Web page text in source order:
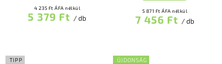
4 235 Ft ÁFA nélkül
5 379 Ft / db
5 871 Ft ÁFA nélkül
7 456 Ft / db
TIPP ÚJDONSÁG